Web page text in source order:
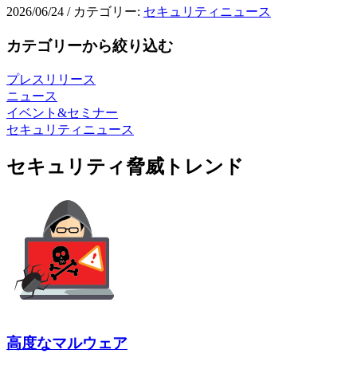
2026/06/24 / カテゴリー: セキュリティニュース
カテゴリーから絞り込む
プレスリリース
ニュース
イベント&セミナー
セキュリティニュース
セキュリティ脅威トレンド
高度なマルウェア